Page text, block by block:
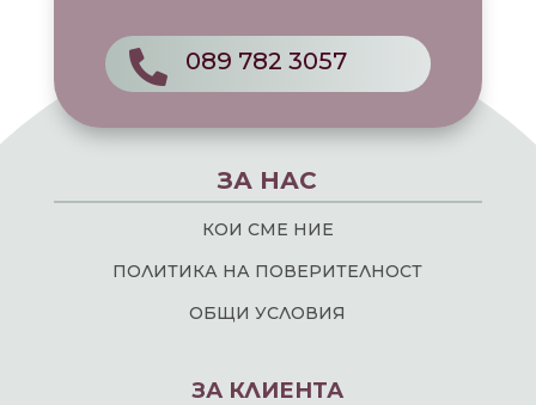
 089 782 3057
ЗА НАС
КОИ СМЕ НИЕ
ПОЛИТИКА НА ПОВЕРИТЕЛНОСТ
ОБЩИ УСЛОВИЯ
ЗА КЛИЕНТА